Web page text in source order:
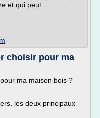
et qui peut...
choisir pour ma
ma maison bois ?
les deux principaux